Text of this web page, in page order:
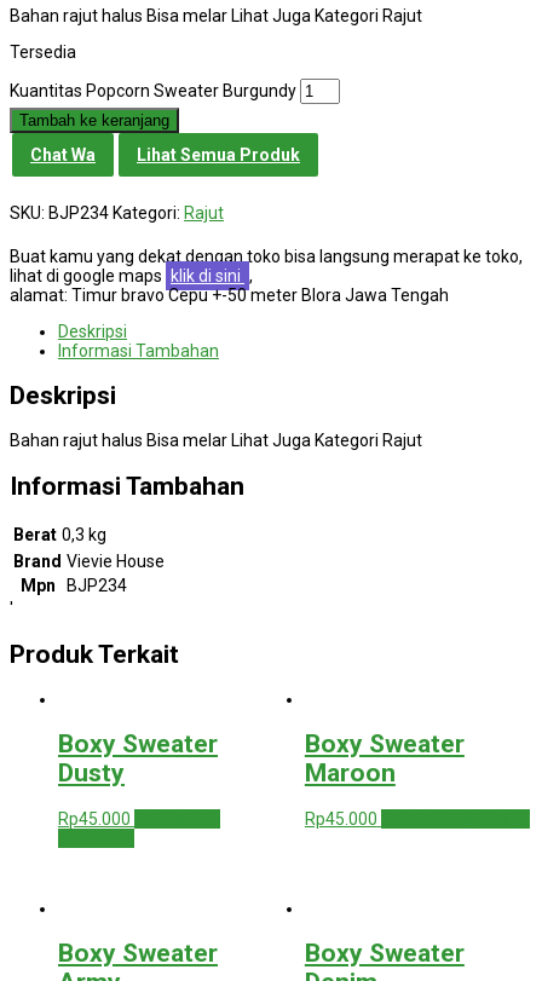
Bahan rajut halus Bisa melar Lihat Juga Kategori Rajut
Tersedia
Kuantitas Popcorn Sweater Burgundy
Tambah ke keranjang
Chat Wa Lihat Semua Produk
SKU: BJP234Kategori: Rajut
Buat kamu yang dekat dengan toko bisa langsung merapat ke toko,
lihat di google maps klik di sini ,
alamat: Timur bravo Cepu +-50 meter Blora Jawa Tengah
Deskripsi
Informasi Tambahan
Deskripsi
Bahan rajut halus Bisa melar Lihat Juga Kategori Rajut
Informasi Tambahan
Berat 0,3 kg
Brand Vievie House
Mpn
BJP234
'
Produk Terkait
Boxy Sweater
Dusty
Rp45.000
Boxy Sweater
Maroon
Rp45.000
Boxy Sweater
Boxy Sweater